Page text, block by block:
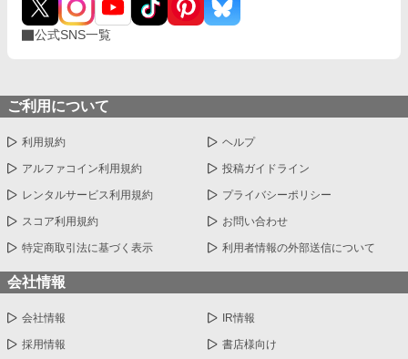
公式SNS一覧
ご利用について
利用規約 ヘルプ
アルファコイン利用規約 投稿ガイドライン
レンタルサービス利用規約 プライバシーポリシー
スコア利用規約 お問い合わせ
特定商取引法に基づく表示 利用者情報の外部送信について
会社情報
会社情報 IR情報
採用情報 書店様向け